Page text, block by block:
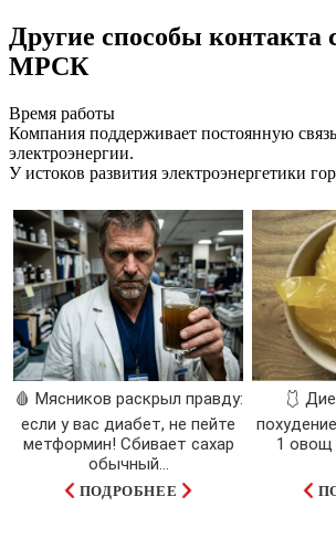
Другие способы контакта
МРСК
Время работы
Компания поддерживает постоянную
электроэнергии.
У истоков развития электроэнергетики
🩸 Мясников раскрыл правду:
если у вас диабет, не пейте
метформин! Сбивает сахар
обычный...
ПОДРОБНЕЕ
🩱
1 овощ